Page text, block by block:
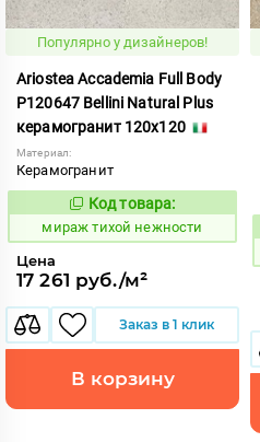
Популярно у дизайнеров!
Ariostea Accademia Full Body
P120647 Bellini Natural Plus
керамогранит 120x120
Материал:
Керамогранит
997058
Код товара:
мираж тихой нежности
Цена
17 261 руб./м²
Заказ в 1 клик
В корзину